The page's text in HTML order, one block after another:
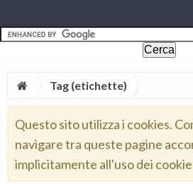
Tag (etichette)
Questo sito utilizza i cookies.
navigare tra queste pagine
implicitamente all'uso dei